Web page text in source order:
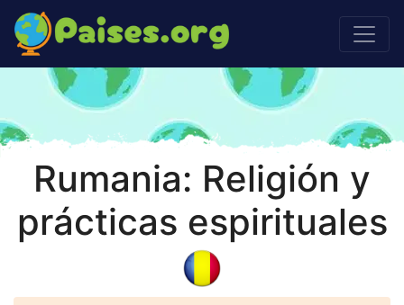
Rumania: Religión y
prácticas espirituales